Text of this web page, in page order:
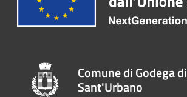
Comune di Godega di
Sant'Urbano